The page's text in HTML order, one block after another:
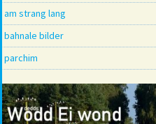
am strang lang
bahnale bilder
parchim